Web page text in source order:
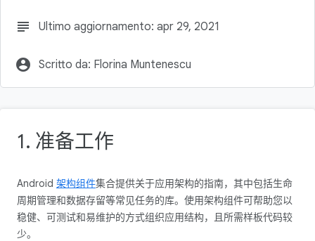
subject Ultimo aggiornamento: apr 29, 2021
account_circle Scritto da: Florina Muntenescu
1. 准备工作
Android 架构组件集合提供关于应用架构的指南，其中包括生命
周期管理和数据存留等常见任务的库。使用架构组件可帮助您以
稳健、可测试和易维护的方式组织应用结构，且所需样板代码较
少。